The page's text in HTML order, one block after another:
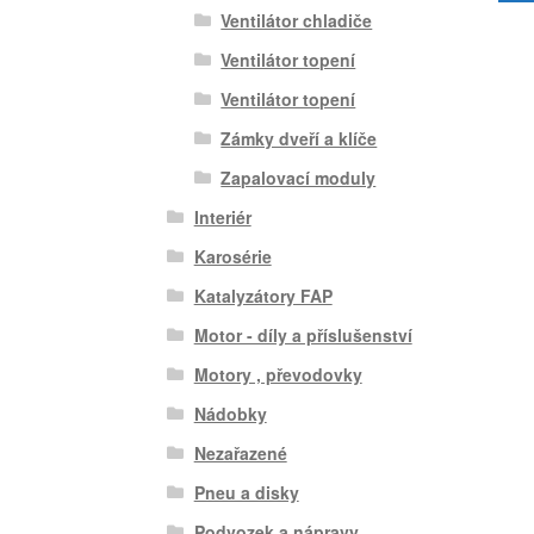
Ventilátor chladiče
Ventilátor topení
Ventilátor topení
Zámky dveří a klíče
Zapalovací moduly
Interiér
Karosérie
Katalyzátory FAP
Motor - díly a příslušenství
Motory , převodovky
Nádobky
Nezařazené
Pneu a disky